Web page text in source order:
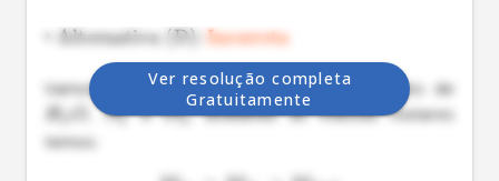
Alternativa (D): Incorreta
Vamos supor que o ar úmido seja composto de
, N2 e O2, avaliando as massas molares
temos:
Ver resolução completa
Gratuitamente